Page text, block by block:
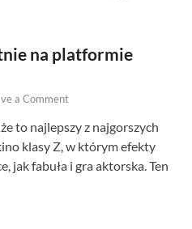
na platformie
a Comment
to najlepszy z najgorszych
klasy Z, w którym efekty
jak fabuła i gra aktorska. Ten